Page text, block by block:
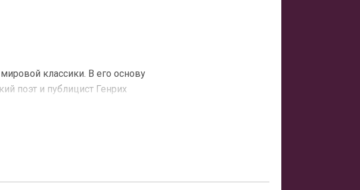
классики. В его основу
поэт и публицист Генрих
Теофиль Готье, Жан
Гранд-Опера. Затем